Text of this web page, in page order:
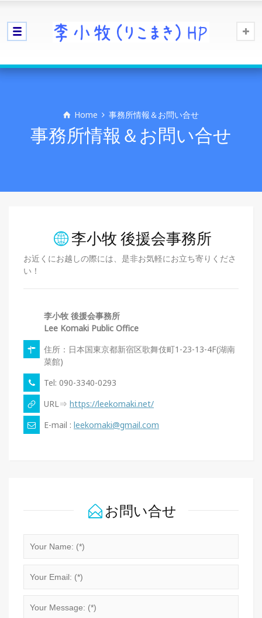
Home 事務所情報＆お問い合せ
事務所情報＆お問い合せ
李小牧 後援会事務所
お近くにお越しの際には、是非お気軽にお立ち寄りくださ
い！
李小牧 後援会事務所
Lee Komaki Public Office
住所：日本国東京都新宿区歌舞伎町1-23-13-4F(湖南
菜館)
Tel: 090-3340-0293
URL⇒ https://leekomaki.net/
E-mail : leekomaki@gmail.com
お問い合せ